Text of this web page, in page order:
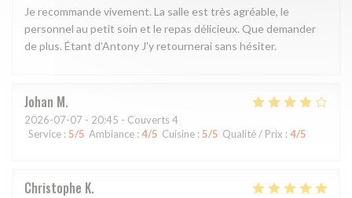
Je recommande vivement. La salle est très agréable, le
personnel au petit soin et le repas délicieux. Que demander
de plus. Étant d’Antony J'y retournerai sans hésiter.
Johan M
2026-07-07 - 20:45 - Couverts 4
Service : 5/5 Ambiance : 4/5 Cuisine : 5/5 Qualité / Prix : 4/5
Christophe K